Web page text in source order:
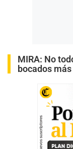
MIRA: No
bocados